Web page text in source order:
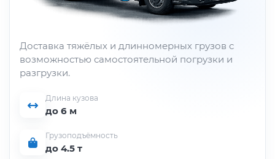
Доставка тяжёлых и длинномерных грузов с
возможностью самостоятельной погрузки и
разгрузки.
Длина кузова
до 6 м
Грузоподъёмность
до 4.5 т